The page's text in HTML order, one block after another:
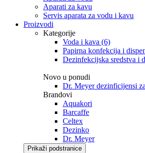
Aparati za kavu
Servis aparata za vodu i kavu
Proizvodi
Kategorije
Voda i kava (6)
Papirna konfekcija i
Dezinfekcijska sredstva i
Novo u ponudi
Dr. Meyer dezinficijensi
Brandovi
Aquakori
Barcaffe
Celtex
Dezinko
Dr. Meyer
Prikaži podstranice